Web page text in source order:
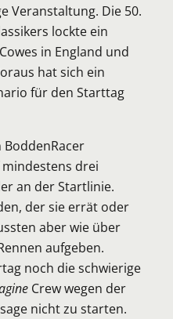
Veranstaltung. Die 50.
lockte ein
in England und
hat sich ein
für den Starttag
drei
an der Startlinie.
der sie errät oder
aber wie über
aufgeben.
noch die schwierige
Crew wegen der
nicht zu starten.